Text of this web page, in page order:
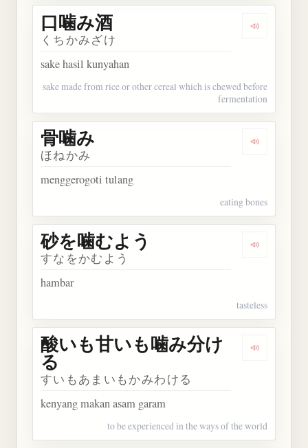
Dengarkan
口噛み酒
くちかみざけ
sake hasil kunyahan
sake made from rice or other cereal which is chewed before
fermentation
Dengarkan
骨噛み
ほねかみ
menggerogoti tulang
eating bones
Dengarkan
砂を噛むよう
すなをかむよう
hambar
tasteless
Dengarkan
酸いも甘いも噛み分け
る
すいもあまいもかみわける
kenyang makan asam garam
to be experienced in the ways of the world